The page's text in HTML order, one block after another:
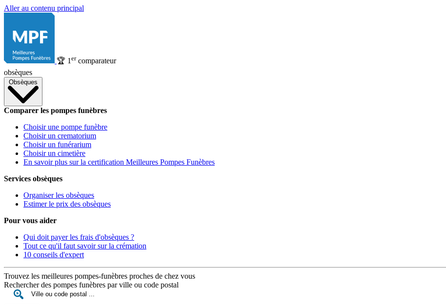
Aller au contenu principal
🏆 1 ercomparateur
obsèques
Obsèques
Comparer les pompes funèbres
Choisir une pompe funèbre
Choisir un crematorium
Choisir un funérarium
Choisir un cimetière
En savoir plus sur la certification Meilleures Pompes Funèbres
Services obsèques
Organiser les obsèques
Estimer le prix des obsèques
Pour vous aider
Qui doit payer les frais d'obsèques ?
Tout ce qu'il faut savoir sur la crémation
10 conseils d'expert
Trouvez les meilleures pompes-funèbres proches de chez vous
Rechercher des pompes funèbres par ville ou code postal